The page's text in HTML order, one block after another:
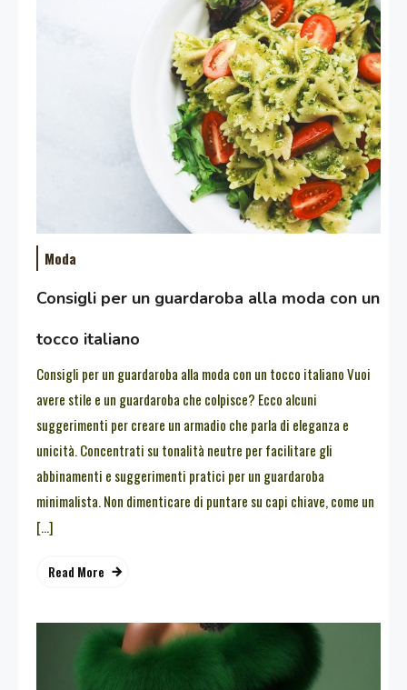
Moda
Consigli per un guardaroba alla moda con un
tocco italiano
Consigli per un guardaroba alla moda con un tocco italiano Vuoi
avere stile e un guardaroba che colpisce? Ecco alcuni
suggerimenti per creare un armadio che parla di eleganza e
unicità. Concentrati su tonalità neutre per facilitare gli
abbinamenti e suggerimenti pratici per un guardaroba
minimalista. Non dimenticare di puntare su capi chiave, come un
[…]
Read More